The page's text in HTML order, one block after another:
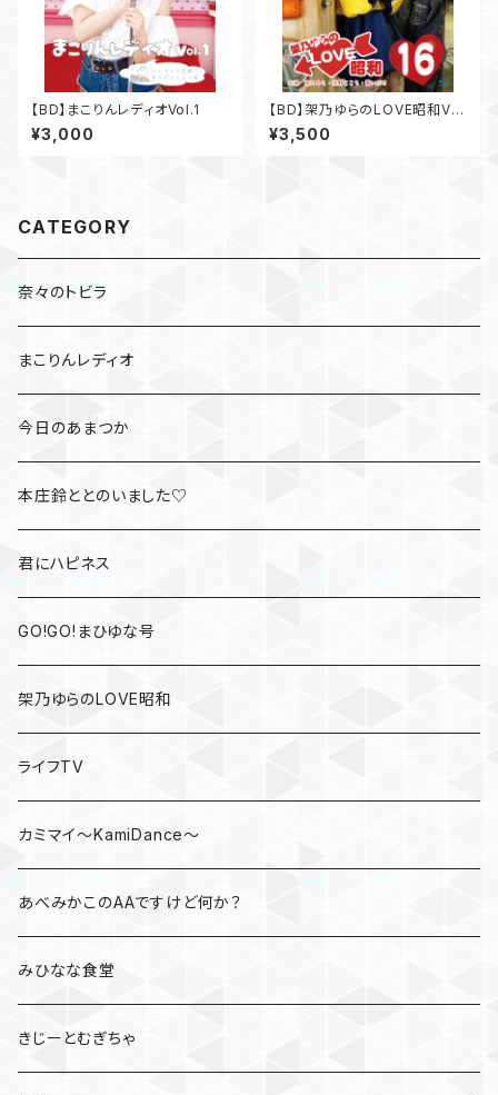
【BD】まこりんレディオVol.1
¥3,000
【BD】架乃ゆらのLOVE昭和Vo
l.16
¥3,500
CATEGORY
奈々のトビラ
まこりんレディオ
今日のあまつか
本庄鈴ととのいました♡
君にハピネス
GO!GO!まひゆな号
架乃ゆらのLOVE昭和
ライフTV
カミマイ～KamiDance～
あべみかこのAAですけど何か？
みひなな食堂
きじーとむぎちゃ